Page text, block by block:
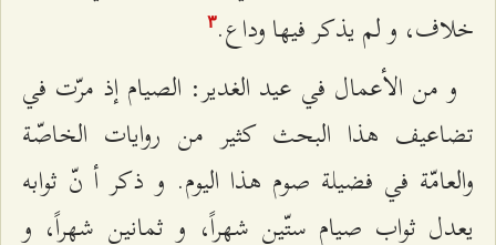
خلاف، و لم يذكر فيها وداع.٣
و من الأعمال في عيد الغدير: الصيام إذ مرّت في
تضاعيف هذا البحث كثير من روايات الخاصّة
والعامّة في فضيلة صوم هذا اليوم. و ذكر أ نّ ثوابه
يعدل ثواب صيام ستّين شهراً، و ثمانين شهراً، و